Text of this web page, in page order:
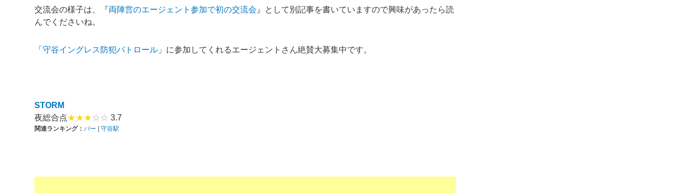
交流会の様子は、『両陣営のエージェント参加で初の交流会 』として別記事を書いていますので興味があったら読
んでくださいね。
「守谷イングレス防犯パトロール 」に参加してくれるエージェントさん絶賛大募集中です。
STORM
夜総合点★★★☆☆ 3.7
関連ランキング：バー |守谷駅